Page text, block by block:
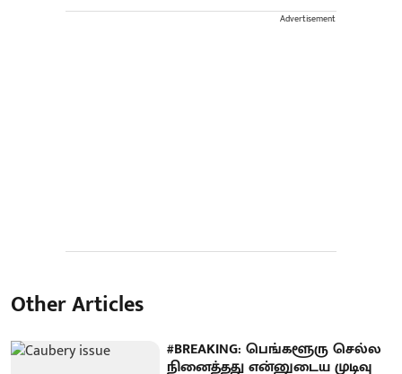
Advertisement
Other Articles
#BREAKING: பெங்களூரு செல்ல
நினைத்தது என்னுடைய முடிவு